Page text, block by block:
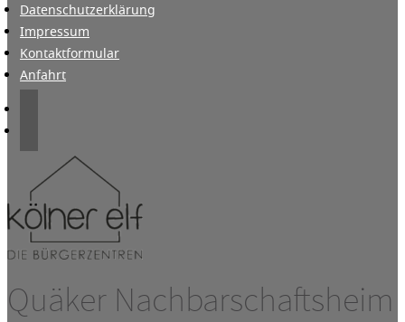
Datenschutzerklärung
Impressum
Kontaktformular
Anfahrt
Quäker Nachbarschaftsheim